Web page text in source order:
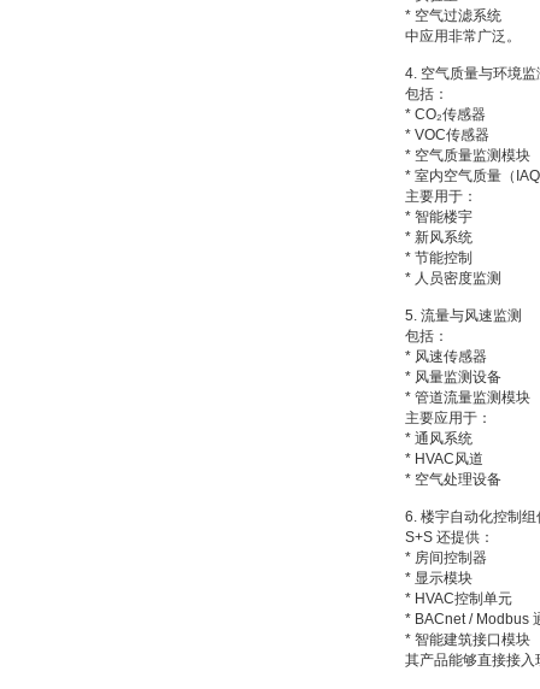
* 空气过滤系统
中应用非常广泛。
4. 空气质量与环境监
包括：
* CO₂传感器
* VOC传感器
* 空气质量监测模块
* 室内空气质量（
主要用于：
* 智能楼宇
* 新风系统
* 节能控制
* 人员密度监测
5. 流量与风速监测
包括：
* 风速传感器
* 风量监测设备
* 管道流量监测模块
主要应用于：
* 通风系统
* HVAC风道
* 空气处理设备
6. 楼宇自动化控制组
S+S 还提供：
* 房间控制器
* 显示模块
* HVAC控制单元
* BACnet / Modbus
* 智能建筑接口模块
其产品能够直接接